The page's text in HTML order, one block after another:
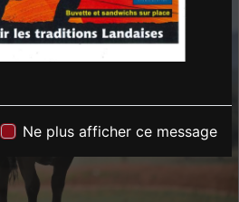
Ne plus afficher ce message